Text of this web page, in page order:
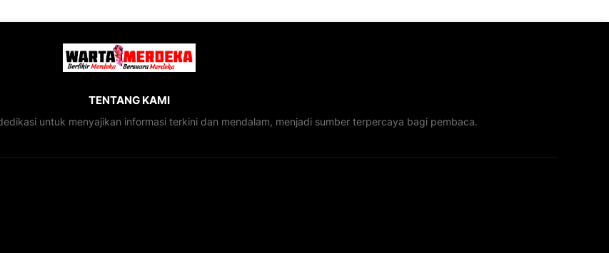
TENTANG KAMI
untuk menyajikan informasi terkini dan mendalam, menjadi sumber terpercaya bagi pembaca.